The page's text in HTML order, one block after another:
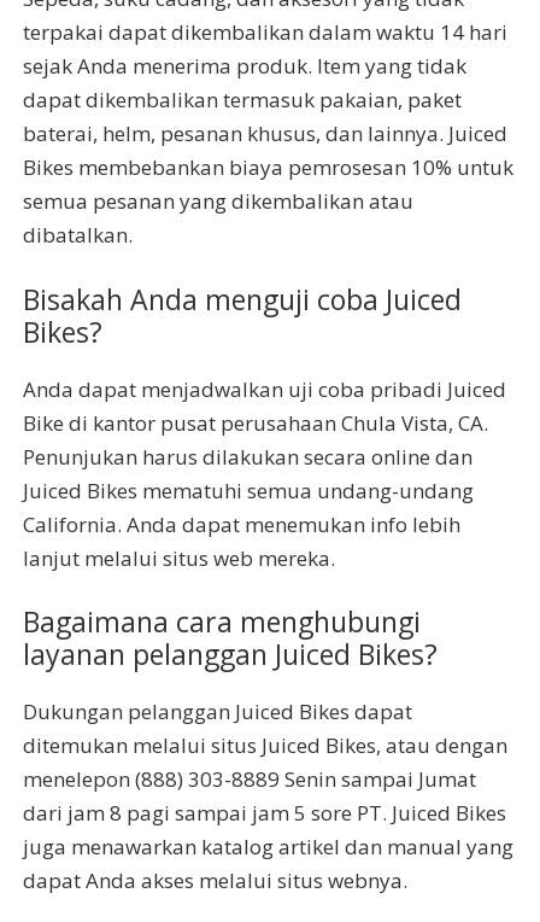
terpakai dapat dikembalikan dalam waktu 14 hari
sejak Anda menerima produk. Item yang tidak
dapat dikembalikan termasuk pakaian, paket
baterai, helm, pesanan khusus, dan lainnya. Juiced
Bikes membebankan biaya pemrosesan 10% untuk
semua pesanan yang dikembalikan atau
dibatalkan.
Bisakah Anda menguji coba Juiced
Bikes?
Anda dapat menjadwalkan uji coba pribadi Juiced
Bike di kantor pusat perusahaan Chula Vista, CA.
Penunjukan harus dilakukan secara online dan
Juiced Bikes mematuhi semua undang-undang
California. Anda dapat menemukan info lebih
lanjut melalui situs web mereka.
Bagaimana cara menghubungi
layanan pelanggan Juiced Bikes?
Dukungan pelanggan Juiced Bikes dapat
ditemukan melalui situs Juiced Bikes, atau dengan
menelepon (888) 303-8889 Senin sampai Jumat
dari jam 8 pagi sampai jam 5 sore PT. Juiced Bikes
juga menawarkan katalog artikel dan manual yang
dapat Anda akses melalui situs webnya.